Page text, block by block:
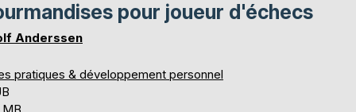
pour joueur d'échecs
Anderssen
pratiques & développement personnel